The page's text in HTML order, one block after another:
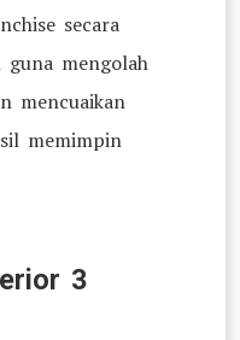
secara
mengolah
mencuaikan
memimpin
3